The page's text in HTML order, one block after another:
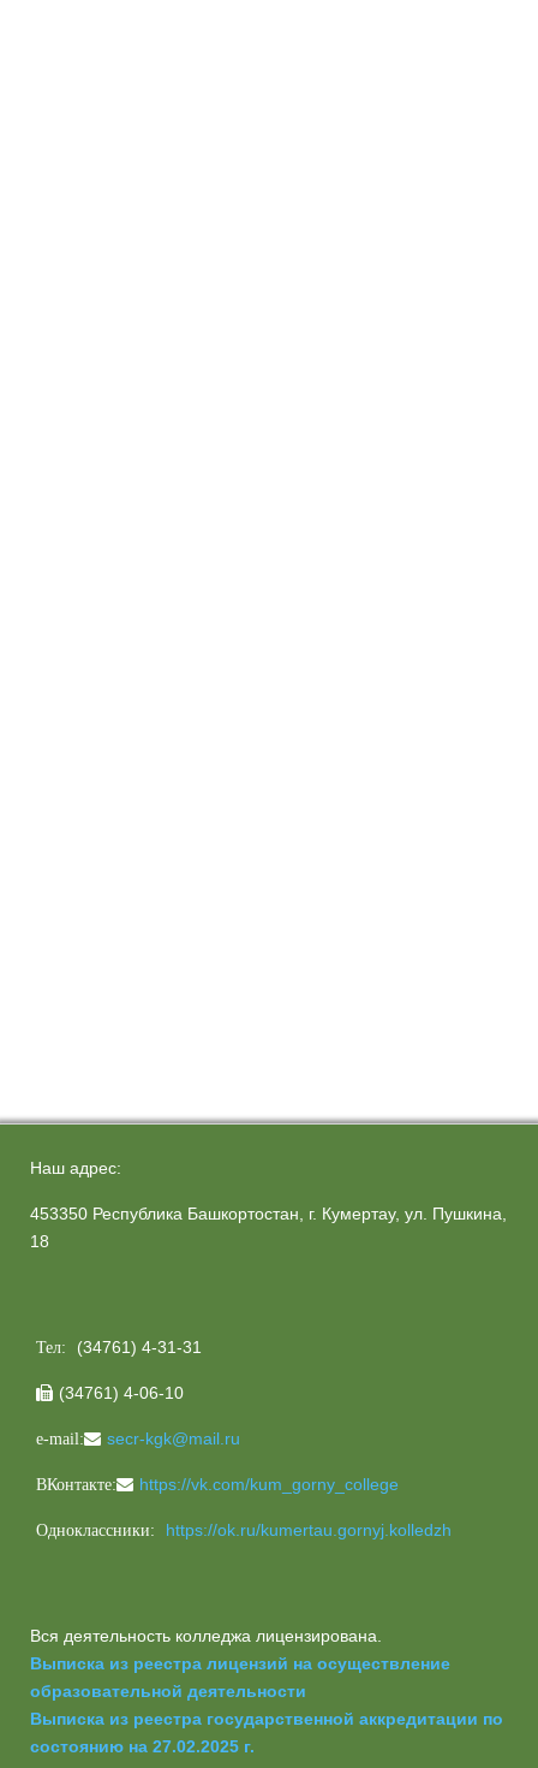
Наш адрес:
453350 Республика Башкортостан, г. Кумертау, ул. Пушкина,
18
Тел: (34761) 4-31-31
 (34761) 4-06-10
e-mail: secr-kgk@mail.ru
ВКонтакте: https://vk.com/kum_gorny_college
Одноклассники: https://ok.ru/kumertau.gornyj.kolledzh
Вся деятельность колледжа лицензирована.
Выписка из реестра лицензий на осуществление
образовательной деятельности
Выписка из реестра государственной аккредитации по
состоянию на 27.02.2025 г.